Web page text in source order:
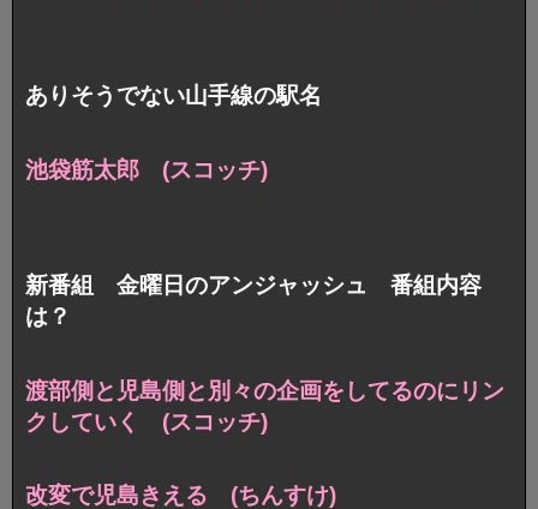
ありそうでない山手線の駅名
池袋筋太郎 (スコッチ)
新番組 金曜日のアンジャッシュ 番組内容
は？
渡部側と児島側と 別々の企画をしてるのにリン
クしていく (スコッチ)
改変で児島きえる (ちんすけ)